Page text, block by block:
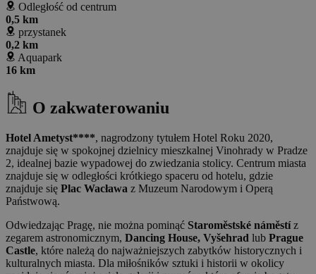
Odległość od centrum
0,5 km
przystanek
0,2 km
Aquapark
16 km
O zakwaterowaniu
Hotel Ametyst****, nagrodzony tytułem Hotel Roku 2020,
znajduje się w spokojnej dzielnicy mieszkalnej Vinohrady w Pradze
2, idealnej bazie wypadowej do zwiedzania stolicy. Centrum miasta
znajduje się w odległości krótkiego spaceru od hotelu, gdzie
znajduje się Plac Wacława z Muzeum Narodowym i Operą
Państwową.
Odwiedzając Pragę, nie można pominąć Staroměstské náměstíz
zegarem astronomicznym, Dancing House, Vyšehrad lub Prague
Castle, które należą do najważniejszych zabytków historycznych i
kulturalnych miasta. Dla miłośników sztuki i historii w okolicy